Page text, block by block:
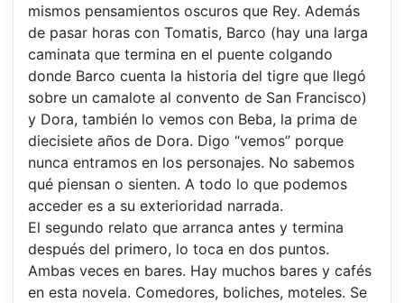
mismos pensamientos oscuros que Rey. Además
de pasar horas con Tomatis, Barco (hay una larga
caminata que termina en el puente colgando
donde Barco cuenta la historia del tigre que llegó
sobre un camalote al convento de San Francisco)
y Dora, también lo vemos con Beba, la prima de
diecisiete años de Dora. Digo “vemos” porque
nunca entramos en los personajes. No sabemos
qué piensan o sienten. A todo lo que podemos
acceder es a su exterioridad narrada.
El segundo relato que arranca antes y termina
después del primero, lo toca en dos puntos.
Ambas veces en bares. Hay muchos bares y cafés
en esta novela. Comedores, boliches, moteles. Se